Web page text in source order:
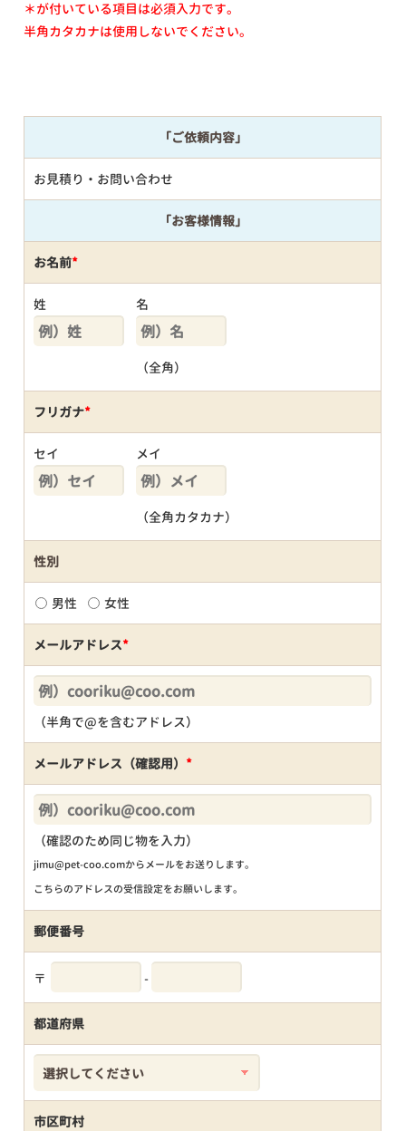
＊が付いている項目は必須入力です。
半角カタカナは使用しないでください。
「ご依頼内容」
お見積り・お問い合わせ
「お客様情報」
お名前*
姓 名
（全角）
フリガナ*
セイ メイ
（全角カタカナ）
性別
男性 女性
メールアドレス*
（半角で@を含むアドレス）
メールアドレス（確認用） *
（確認のため同じ物を入力）
jimu@pet-coo.comからメールをお送りします。
こちらのアドレスの受信設定をお願いします。
郵便番号
〒 -
都道府県
市区町村